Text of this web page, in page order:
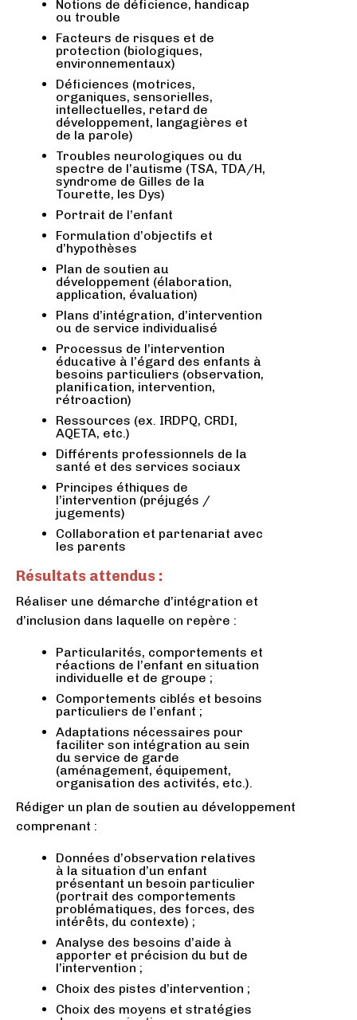
Notions de déficience, handicap
ou trouble
Facteurs de risques et de
protection (biologiques,
environnementaux)
Déficiences (motrices,
organiques, sensorielles,
intellectuelles, retard de
développement, langagières et
de la parole)
Troubles neurologiques ou du
spectre de l’autisme (TSA, TDA/H,
syndrome de Gilles de la
Tourette, les Dys)
Portrait de l’enfant
Formulation d’objectifs et
d’hypothèses
Plan de soutien au
développement (élaboration,
application, évaluation)
Plans d’intégration, d’intervention
ou de service individualisé
Processus de l’intervention
éducative à l’égard des enfants à
besoins particuliers (observation,
planification, intervention,
rétroaction)
Ressources (ex. IRDPQ, CRDI,
AQETA, etc.)
Différents professionnels de la
santé et des services sociaux
Principes éthiques de
l’intervention (préjugés /
jugements)
Collaboration et partenariat avec
les parents
Résultats attendus :
Réaliser une démarche d’intégration et
d’inclusion dans laquelle on repère :
Particularités, comportements et
réactions de l’enfant en situation
individuelle et de groupe ;
Comportements ciblés et besoins
particuliers de l’enfant ;
Adaptations nécessaires pour
faciliter son intégration au sein
du service de garde
(aménagement, équipement,
organisation des activités, etc.).
Rédiger un plan de soutien au développement
comprenant :
Données d’observation relatives
à la situation d’un enfant
présentant un besoin particulier
(portrait des comportements
problématiques, des forces, des
intérêts, du contexte) ;
Analyse des besoins d’aide à
apporter et précision du but de
l’intervention ;
Choix des pistes d’intervention ;
Choix des moyens et stratégies